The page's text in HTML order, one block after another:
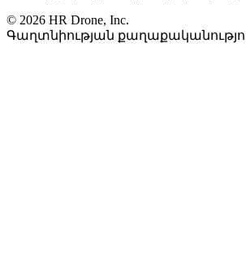
© 2026 HR Drone, Inc.
Գաղտնիության